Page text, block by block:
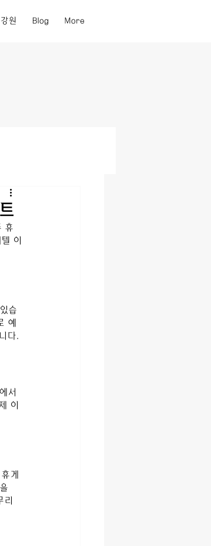
강원 Blog More
휴
이
습
예
다.
서
이
게
리